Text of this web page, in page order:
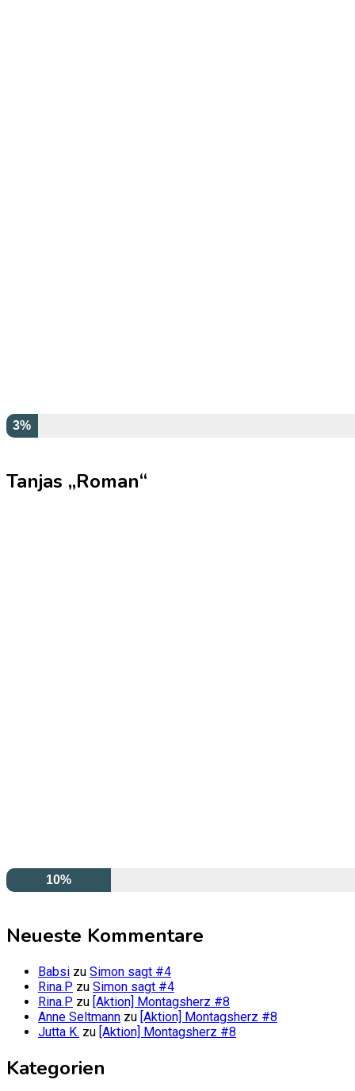
3%
Tanjas „Roman“
10%
Neueste Kommentare
Babsi zu Simon sagt #4
Rina.P zu Simon sagt #4
Rina.P zu [Aktion] Montagsherz #8
Anne Seltmann zu [Aktion] Montagsherz #8
Jutta K. zu [Aktion] Montagsherz #8
Kategorien